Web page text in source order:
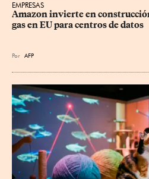
EMPRESAS
Amazon invierte en
gas en EU para centros de datos
Por AFP